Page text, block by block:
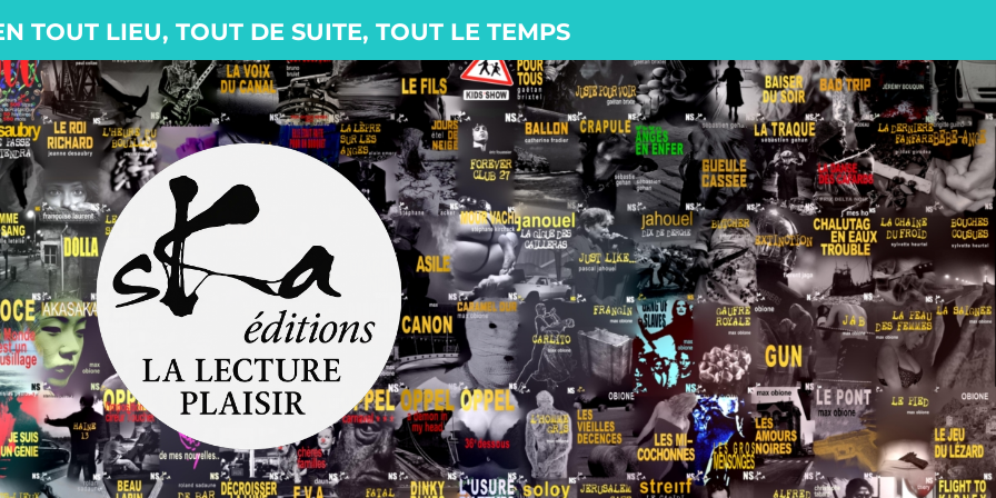
TOUT LIEU, TOUT DE SUITE, TOUT LE TEMPS